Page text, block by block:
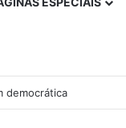
democrática